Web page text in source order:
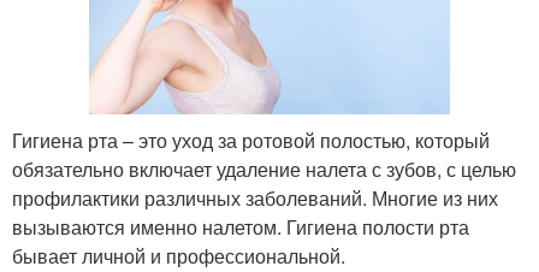
Гигиена рта – это уход за ротовой полостью, который
обязательно включает удаление налета с зубов, с целью
профилактики различных заболеваний. Многие из них
вызываются именно налетом. Гигиена полости рта
бывает личной и профессиональной.